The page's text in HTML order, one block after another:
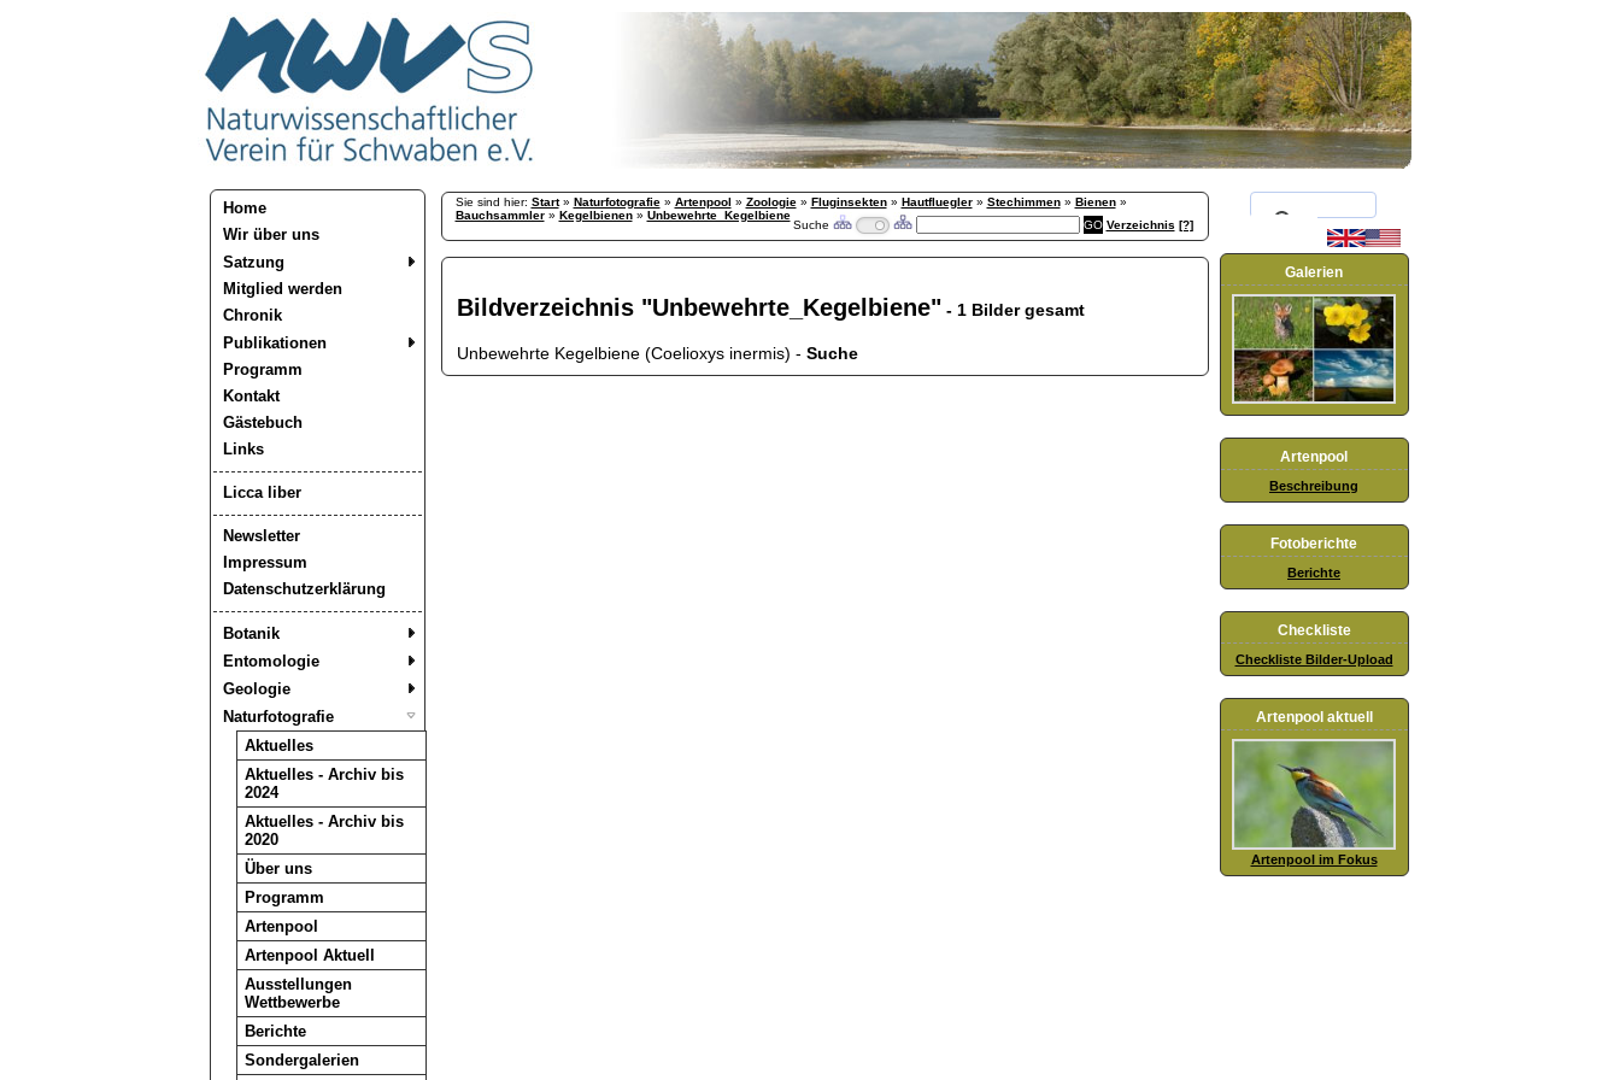
Home
Wir über uns
Satzung
Mitglied werden
Chronik
Publikationen
Programm
Kontakt
Gästebuch
Links
Licca liber
Newsletter
Impressum
Datenschutzerklärung
Botanik
Entomologie
Geologie
Naturfotografie
Aktuelles
Aktuelles - Archiv bis
2024
Aktuelles - Archiv bis
2020
Über uns
Programm
Artenpool
Artenpool Aktuell
Ausstellungen
Wettbewerbe
Berichte
Sondergalerien
Sie sind hier: Start» Naturfotografie» Artenpool » Zoologie» Fluginsekten» Hautfluegler» Stechimmen» Bienen»
Bauchsammler» Kegelbienen» Unbewehrte_Kegelbiene
Suche Verzeichnis [?]
Bildverzeichnis "Unbewehrte_Kegelbiene" - 1 Bilder gesamt
Unbewehrte Kegelbiene (Coelioxys inermis) - Suche
Galerien
Artenpool
Beschreibung
Fotoberichte
Berichte
Checkliste
Checkliste Bilder-Upload
Artenpool aktuell
Artenpool im Fokus